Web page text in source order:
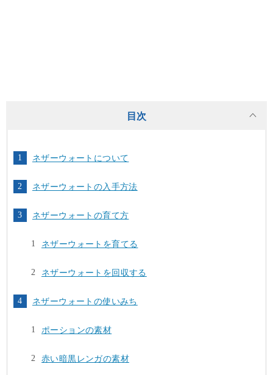
目次
ネザーウォートについて
ネザーウォートの入手方法
ネザーウォートの育て方
ネザーウォートを育てる
ネザーウォートを回収する
ネザーウォートの使いみち
ポーションの素材
赤い暗黒レンガの素材